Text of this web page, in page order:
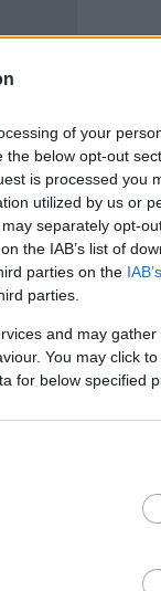
of your
the below opt-out
is processed you
utilized by us or
separately opt-
the IAB’s list of
parties on the
parties.
and may
You may click
for below specified